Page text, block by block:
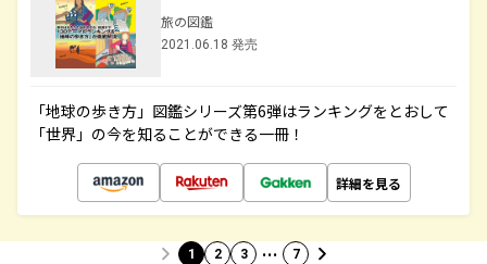
旅の図鑑
2021.06.18 発売
「地球の歩き方」図鑑シリーズ第6弾はランキングをとおして
「世界」の今を知ることができる一冊！
詳細を見る
1 2 3 … 7